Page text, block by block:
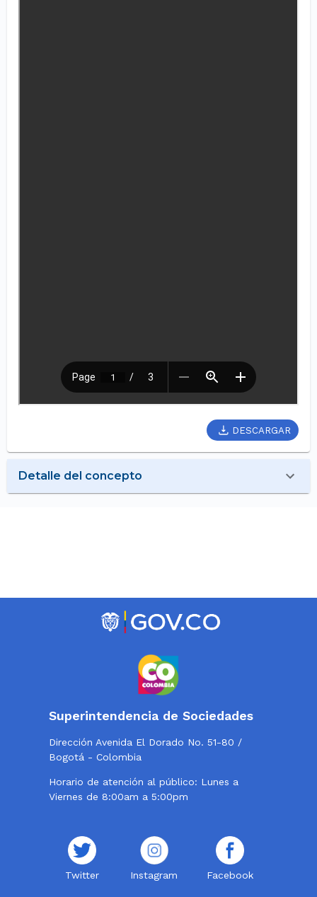
DESCARGAR
Detalle del concepto
Superintendencia de Sociedades
Dirección Avenida El Dorado No. 51-80 /
Bogotá - Colombia
Horario de atención al público: Lunes a
Viernes de 8:00am a 5:00pm
Twitter Instagram Facebook